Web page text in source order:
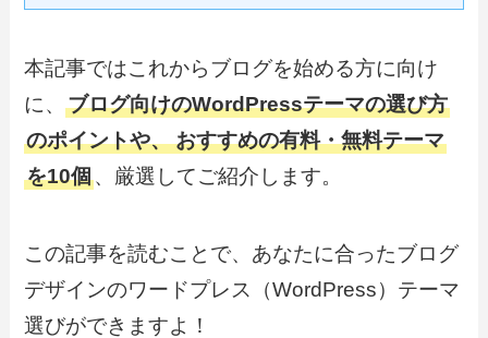
本記事ではこれからブログを始める方に向け
に、ブログ向けのWordPressテーマの選び方
のポイントや、おすすめの有料・無料テーマ
を10個、厳選してご紹介します。
この記事を読むことで、あなたに合ったブログ
デザインのワードプレス（WordPress）テーマ
選びができますよ！